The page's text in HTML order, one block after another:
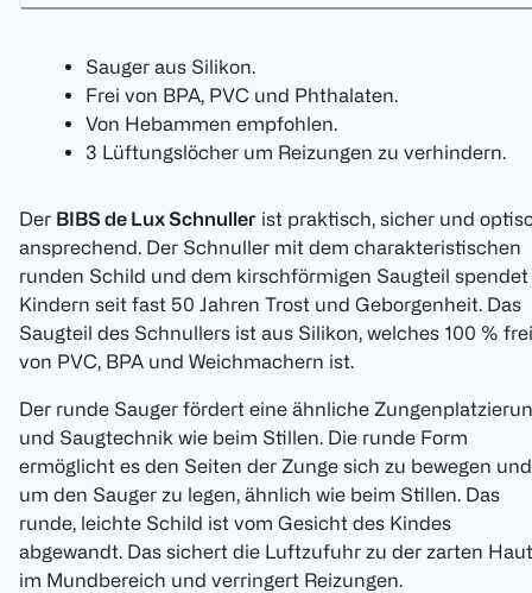
Sauger aus Silikon.
Frei von BPA, PVC und Phthalaten.
Von Hebammen empfohlen.
3 Lüftungslöcher um Reizungen zu verhindern.
Der BIBS de Lux Schnuller ist praktisch, sicher und
ansprechend. Der Schnuller mit dem charakteristischen
runden Schild und dem kirschförmigen Saugteil spendet
Kindern seit fast 50 Jahren Trost und Geborgenheit. Das
Saugteil des Schnullers ist aus Silikon, welches 100 % frei
von PVC, BPA und Weichmachern ist.
Der runde Sauger fördert eine ähnliche
und Saugtechnik wie beim Stillen. Die runde Form
ermöglicht es den Seiten der Zunge sich zu bewegen und
um den Sauger zu legen, ähnlich wie beim Stillen. Das
runde, leichte Schild ist vom Gesicht des Kindes
abgewandt. Das sichert die Luftzufuhr zu der zarten Haut
im Mundbereich und verringert Reizungen.